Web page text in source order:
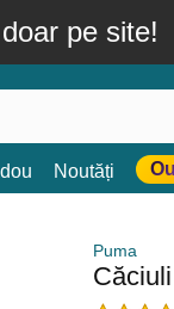
pe site!
Noutăți
Puma